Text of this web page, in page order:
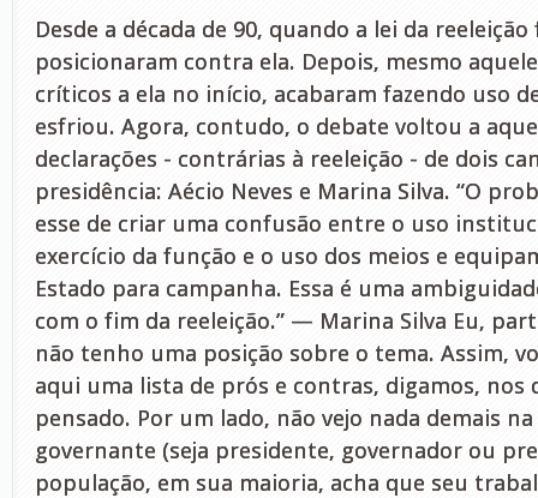
Desde a década de 90, quando a lei da
posicionaram contra ela. Depois, mesmo
críticos a ela no início, acabaram fazendo uso
esfriou. Agora, contudo, o debate voltou a
declarações - contrárias à reeleição - de dois
presidência: Aécio Neves e Marina Silva. “O
esse de criar uma confusão entre o uso
exercício da função e o uso dos meios e
Estado para campanha. Essa é uma
com o fim da reeleição.” — Marina Silva Eu,
não tenho uma posição sobre o tema. Assim,
aqui uma lista de prós e contras, digamos, nos
pensado. Por um lado, não vejo nada demais
governante (seja presidente, governador ou
população, em sua maioria, acha que seu